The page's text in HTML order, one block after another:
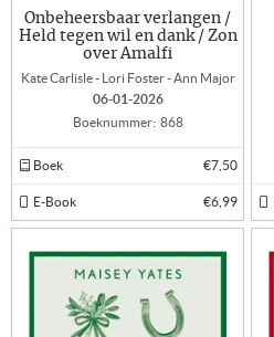
Onbeheersbaar verlangen /
Held tegen wil en dank / Zon
over Amalfi
Kate Carlisle - Lori Foster - Ann Major
06-01-2026
Boeknummer: 868
Boek €7,50
E-Book €6,99